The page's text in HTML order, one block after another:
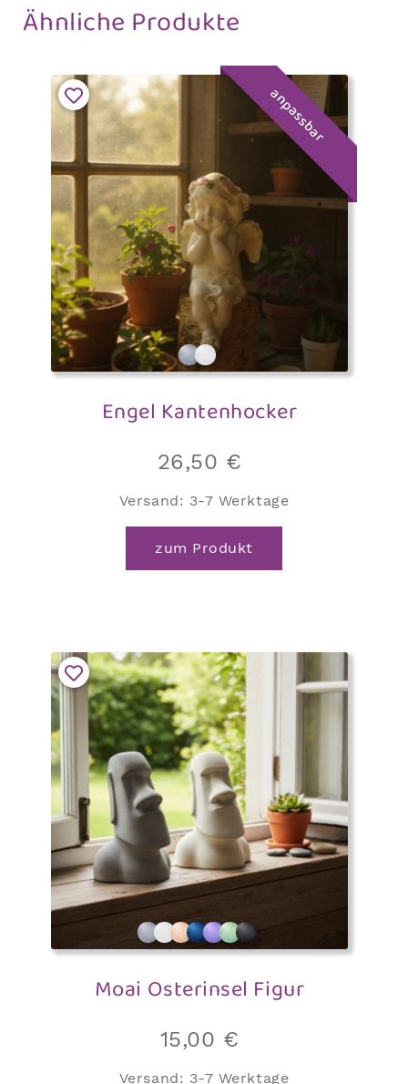
Ähnliche Produkte
anpassbar
Engel Kantenhocker
26,50 €
Versand: 3-7 Werktage
zum Produkt
Moai Osterinsel Figur
15,00 €
Versand: 3-7 Werktage